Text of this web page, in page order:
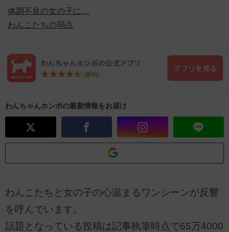
体調不良の女の子に…
わんこたちの弱点
わんちゃんホンポの最新情報をお届け
わんこたちと女の子の心温まるワンシーンが反響
を呼んでいます。
話題となっている投稿は記事執筆時点で65万4000